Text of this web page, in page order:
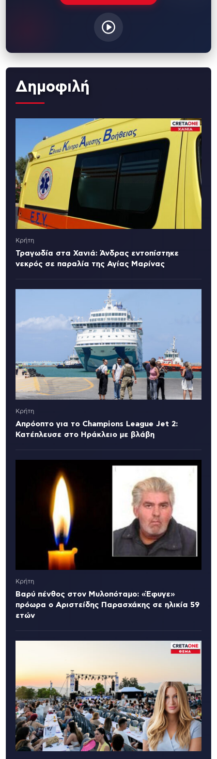
Δημοφιλή
Κρήτη
Τραγωδία στα Χανιά: Άνδρας εντοπίστηκε
νεκρός σε παραλία της Αγίας Μαρίνας
Κρήτη
Απρόοπτο για το Champions League Jet 2:
Κατέπλευσε στο Ηράκλειο με βλάβη
Κρήτη
Βαρύ πένθος στον Μυλοπόταμο: «Έφυγε»
πρόωρα ο Αριστείδης Παρασχάκης σε ηλικία 59
ετών